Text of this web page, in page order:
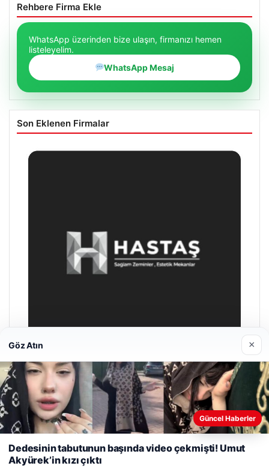
Rehbere Firma Ekle
WhatsApp üzerinden bize ulaşın, firmanızı hemen
listeleyelim.
WhatsApp Mesaj
Son Eklenen Firmalar
Enes Kaplan Avukatlık Bürosu
28/04/2026
Web sitemizi nasıl kullandığınızı daha iyi anlayabilmek,
deneyiminizi kişiselleştirmek ve geliştirmek amacıyla çerezler
kullanıyoruz. Çerez Politikamız
Reddet Kabul Et
Göz Atın ×
Güncel Haberler
Dedesinin tabutunun başında video çekmişti! Umut
Akyürek’in kızı çıktı